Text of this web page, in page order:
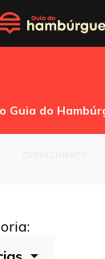
Guia do